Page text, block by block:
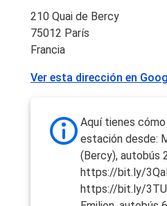
210 Quai de Bercy
75012 París
Francia
Ver esta dirección en
Aquí tienes
estación desde:
(Bercy), autobús
https://bit.ly/
https://bit.ly/